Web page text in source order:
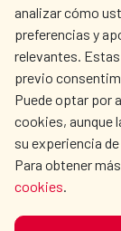
analizar cómo
preferencias y
relevantes.
previo
Puede optar por
cookies, aunque
su experiencia
Para obtener
cookies.
OUR SOCIAL